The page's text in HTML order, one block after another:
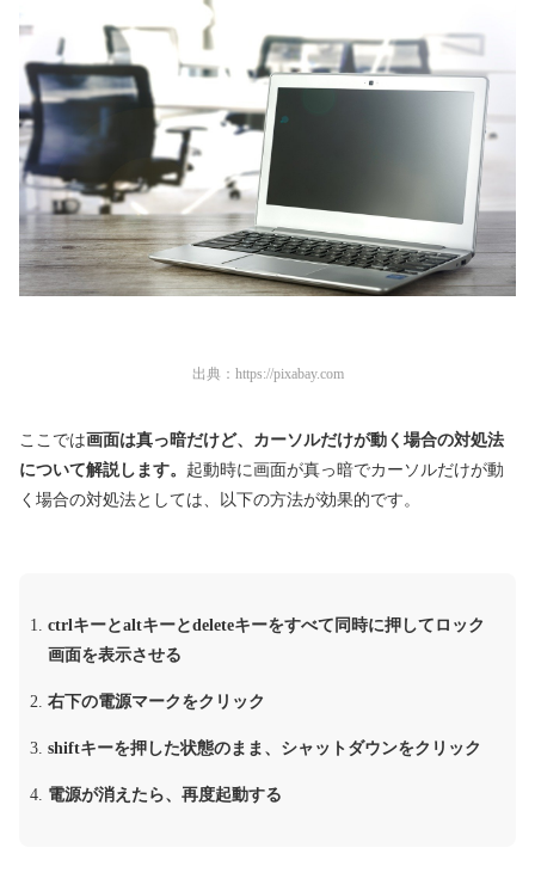
出典： https://pixabay.com
ここでは画面は真っ暗だけど、カーソルだけが動く場合の対処法
について解説します。 起動時に画面が真っ暗でカーソルだけが動
く場合の対処法としては、以下の方法が効果的です。
ctrlキーとaltキーとdeleteキーをすべて同時に押してロック
画面を表示させる
右下の電源マークをクリック
shiftキーを押した状態のまま、シャットダウンをクリック
電源が消えたら、再度起動する